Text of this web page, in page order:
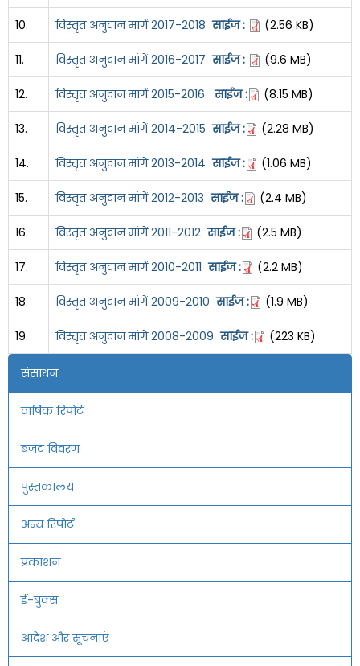
संसाधन
वार्षिक रिपोर्ट
बजट विवरण
पुस्तकालय
अन्य रिपोर्ट
प्रकाशन
ई-बुक्स
आदेश और सूचनाएं
10. विस्तृत अनुदान मांगें 2017-2018 साईज : (2.56 KB)
11. विस्तृत अनुदान मांगें 2016-2017 साईज : (9.6 MB)
12. विस्तृत अनुदान मांगें 2015-2016 साईज : (8.15 MB)
13. विस्तृत अनुदान मांगें 2014-2015 साईज : (2.28 MB)
14. विस्तृत अनुदान मांगें 2013-2014 साईज : (1.06 MB)
15. विस्तृत अनुदान मांगें 2012-2013 साईज : (2.4 MB)
16. विस्तृत अनुदान मांगें 2011-2012 साईज : (2.5 MB)
17. विस्तृत अनुदान मांगें 2010-2011 साईज : (2.2 MB)
18. विस्तृत अनुदान मांगें 2009-2010 साईज : (1.9 MB)
19. विस्तृत अनुदान मांगें 2008-2009 साईज : (223 KB)